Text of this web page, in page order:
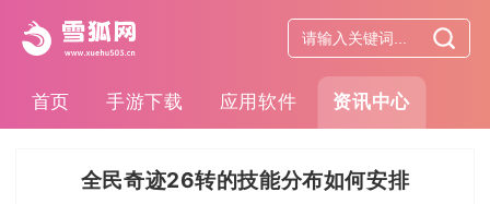
首页 手游下载 应用软件 资讯中心
全民奇迹26转的技能分布如何安排